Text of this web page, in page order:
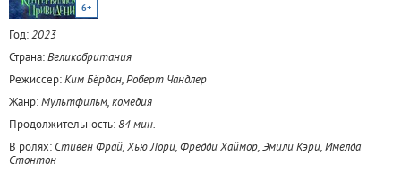
6+
Год:2023
Страна:Великобритания
Режиссер:Ким Бёрдон, Роберт Чандлер
Жанр:Мультфильм, комедия
Продолжительность:84 мин.
В ролях: Стивен Фрай, Хью Лори, Фредди Хаймор, Эмили Кэри, Имелда
Стонтон